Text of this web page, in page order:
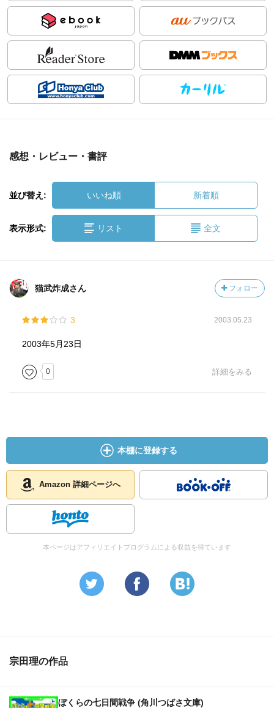
感想・レビュー・書評
並び替え: いいね順 新着順
表示形式: リスト 全文
猫武炸成さん フォロー
3 2003.05.23
2003年5月23日
0 詳細をみる
本棚に登録する
Amazon 詳細ページへ
本ページはアフィリエイトプログラムによる収益を得ています
宗田理の作品
ぼくらの七日間戦争 (角川つばさ文庫)